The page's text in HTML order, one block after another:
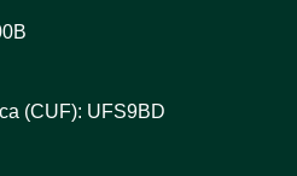
(CUF): UFS9BD